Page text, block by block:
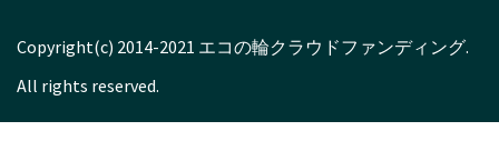
Copyright(c) 2014-2021 エコの輪クラウドファンディング.
All rights reserved.